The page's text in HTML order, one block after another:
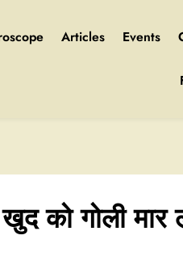
Articles Events
को गोली मार